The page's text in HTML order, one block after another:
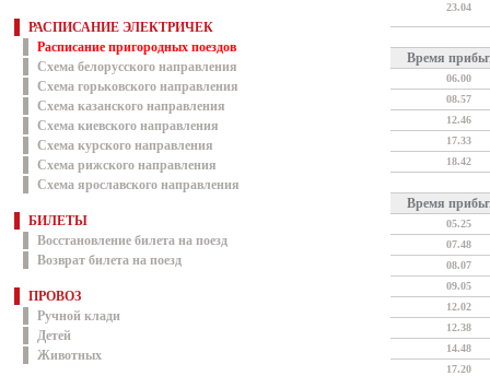
РАСПИСАНИЕ ЭЛЕКТРИЧЕК
Расписание пригородных поездов
Схема белорусского направления
Схема горьковского направления
Схема казанского направления
Схема киевского направления
Схема курского направления
Схема рижского направления
Схема ярославского направления
БИЛЕТЫ
Восстановление билета на поезд
Возврат билета на поезд
ПРОВОЗ
Ручной клади
Детей
Животных
23.04
Время
06.00
08.57
12.46
17.33
18.42
Время
05.25
07.48
08.07
09.05
12.02
12.38
14.48
17.20